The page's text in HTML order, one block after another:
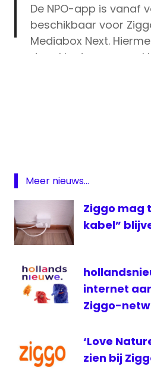
De NPO-app is vanaf
beschikbaar voor
Mediabox Next.
deze klanten nog
Start
ziggo
Meer nieuws...
Ziggo mag
kabel”
internet
Ziggo-
‘Love
zien bij